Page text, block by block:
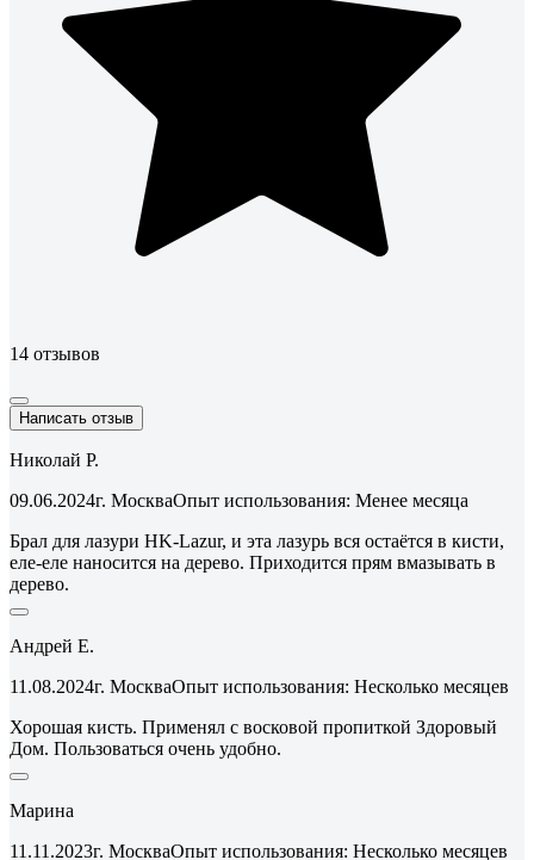
14 отзывов
Написать отзыв
Николай Р.
09.06.2024г. МоскваОпыт использования: Менее месяца
Брал для лазури HK-Lazur, и эта лазурь вся остаётся в кисти,
еле-еле наносится на дерево. Приходится прям вмазывать в
дерево.
Андрей Е.
11.08.2024г. МоскваОпыт использования: Несколько месяцев
Хорошая кисть. Применял с восковой пропиткой Здоровый
Дом. Пользоваться очень удобно.
Марина
11.11.2023г. МоскваОпыт использования: Несколько месяцев